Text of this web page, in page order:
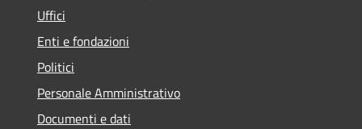
Uffici
Enti e fondazioni
Politici
Personale Amministrativo
Documenti e dati